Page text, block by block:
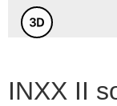
INXX II